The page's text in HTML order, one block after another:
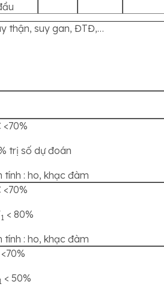
thận, suy gan, ĐTĐ,…
trị số dự đoán
: ho, khạc đàm
1 < 80%
: ho, khạc đàm
< 50%